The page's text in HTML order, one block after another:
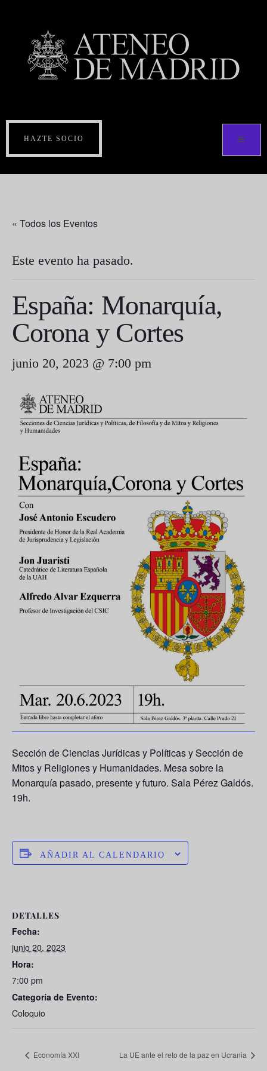
HAZTE SOCIO
« Todos los Eventos
Este evento ha pasado.
España: Monarquía,
Corona y Cortes
junio 20, 2023 @ 7:00 pm
Sección de Ciencias Jurídicas y Políticas y Sección de
Mitos y Religiones y Humanidades. Mesa sobre la
Monarquía pasado, presente y futuro. Sala Pérez Galdós.
19h.
AÑADIR AL CALENDARIO
DETALLES
Fecha:
junio 20, 2023
Hora:
7:00 pm
Categoría de Evento:
Coloquio
Economía XXI La UE ante el reto de la paz en Ucrania